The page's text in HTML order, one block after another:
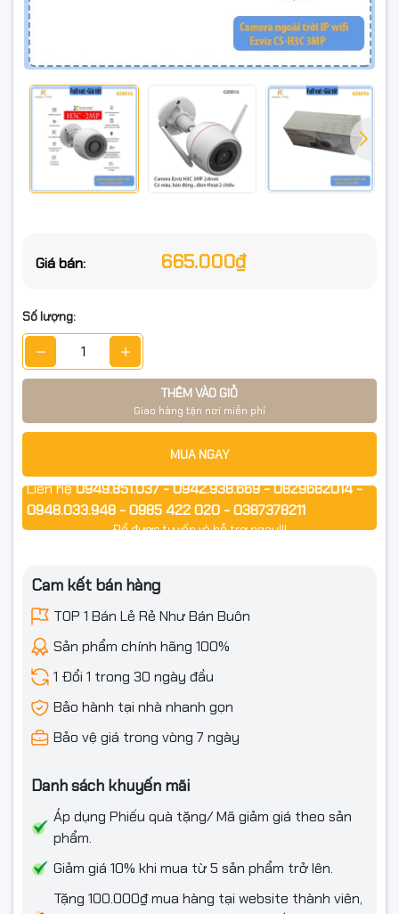
Giá bán: 665.000₫
Số lượng:
THÊM VÀO GIỎ
Giao hàng tận nơi miễn phí
MUA NGAY
Liên hệ0949.851.037 - 0942.938.669 - 0829682014 -
0948.033.948 - 0985 422 020 - 0387378211
Để được tư vấn và hỗ trợ ngay!!!
Cam kết bán hàng
TOP 1 Bán Lẻ Rẻ Như Bán Buôn
Sản phẩm chính hãng 100%
1 Đổi 1 trong 30 ngày đầu
Bảo hành tại nhà nhanh gọn
Bảo vệ giá trong vòng 7 ngày
Danh sách khuyến mãi
Áp dụng Phiếu quà tặng/ Mã giảm giá theo sản
phẩm.
Giảm giá 10% khi mua từ 5 sản phẩm trở lên.
Tặng 100.000₫ mua hàng tại website thành viên,
IP67: bền bỉ ngoài trời, chịu mưa nắng tốt.
⚙️ Thông số kỹ thuật
Model: CS-H3C 3MP R100-1K2WFL
Độ phân giải: 3MP (2304×1296)
Ống kính: 2.8mm – góc nhìn 104°
Phát hiện: Chuyển động / Con người
Kết nối: Wi-Fi 2.4GHz / LAN RJ45
Lưu trữ: MicroSD tối đa 256GB
Chất liệu: Vỏ nhựa cao cấp
Hàng chính hãng EZVIZ, mới 100% nguyên seal
Xuất hóa đơn VAT đầy đủ (Full VAT)
Đóng gói chắc chắn – giao hàng toàn quốc
📦 Điều kiện đổi/hoàn hàng
khi kiểm tra xong (căn cứ khi móp/vỡ/thiếu phụ kiện/giao
Hỗ trợ đổi/hoàn khi giao sai hoặc lỗi kỹ thuật/va đập vận
chuyển được shop xác nhận (còn trong thời gian đổi trả).
Hàng hoàn phải nguyên trạng, còn tem/serial, đủ hộp & phụ